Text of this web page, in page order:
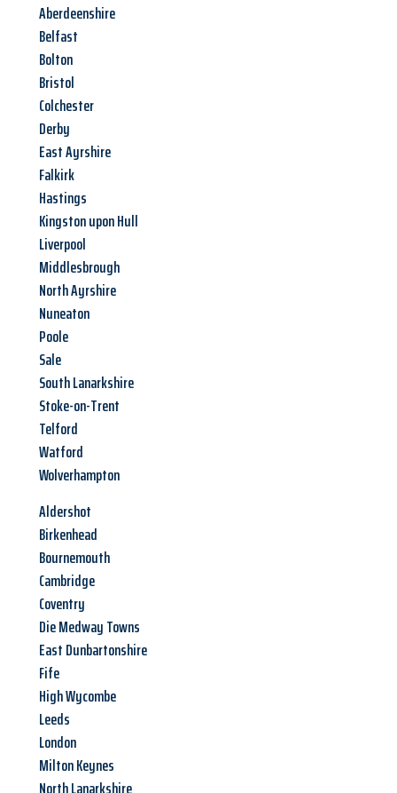
Aberdeenshire
Belfast
Bolton
Bristol
Colchester
Derby
East Ayrshire
Falkirk
Hastings
Kingston upon Hull
Liverpool
Middlesbrough
North Ayrshire
Nuneaton
Poole
Sale
South Lanarkshire
Stoke-on-Trent
Telford
Watford
Wolverhampton
Aldershot
Birkenhead
Bournemouth
Cambridge
Coventry
Die Medway Towns
East Dunbartonshire
Fife
High Wycombe
Leeds
London
Milton Keynes